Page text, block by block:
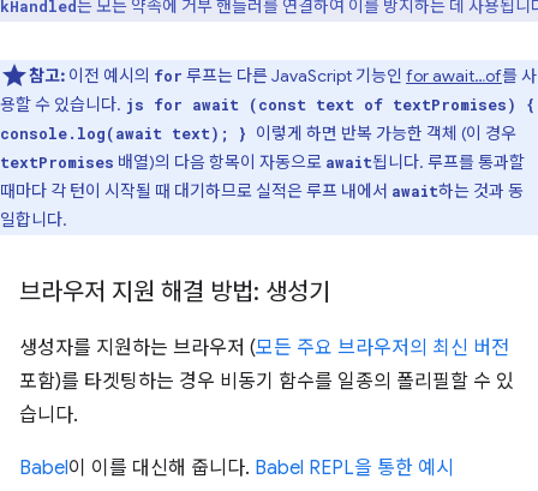
는 모든 약속에 거부 핸들러를 연결하여 이를 방지하는 데 사용됩니
참고: 이전 예시의 for 루프는 다른 JavaScript 기능인 for await…of를 사
용할 수 있습니다. js for await (const text of textPromises) {
console.log(await text); } 이렇게 하면 반복 가능한 객체 (이 경우
textPromises 배열)의 다음 항목이 자동으로 await됩니다. 루프를 통과할
때마다 각 턴이 시작될 때 대기하므로 실적은 루프 내에서 await하는 것과 동
일합니다.
브라우저 지원 해결 방법: 생성기
생성자를 지원하는 브라우저 (모든 주요 브라우저의 최신 버전
포함)를 타겟팅하는 경우 비동기 함수를 일종의 폴리필할 수 있
습니다.
Babel이 이를 대신해 줍니다. Babel REPL을 통한 예시